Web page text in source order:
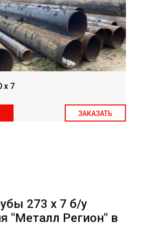
х 7
ЗАКАЗАТЬ
273 х 7 б/у
"Металл Регион" в